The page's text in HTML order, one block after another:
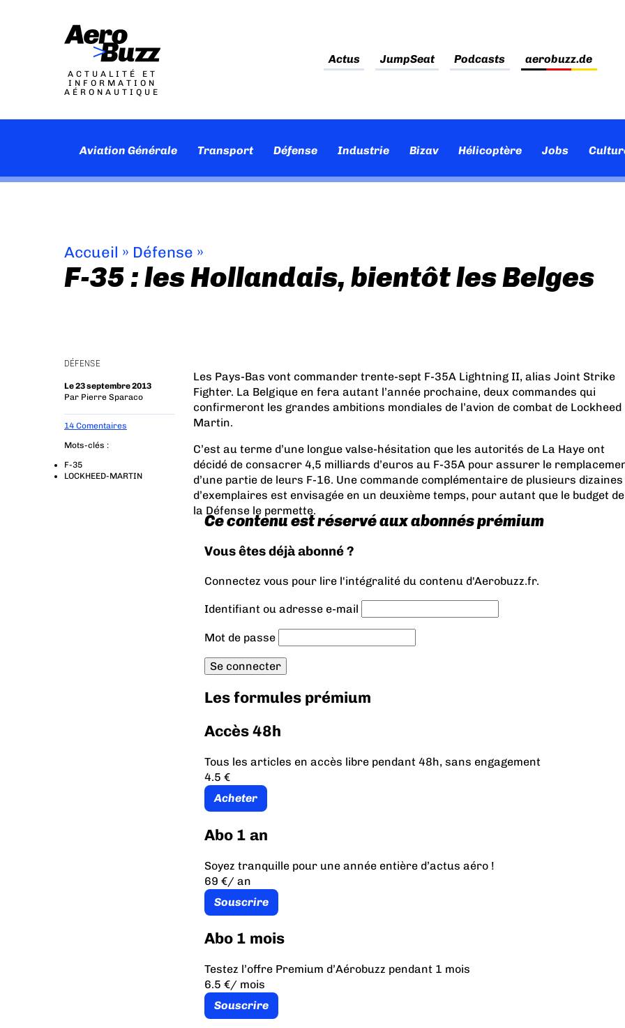
ACTUALITÉ ET
INFORMATION
AÉRONAUTIQUE
Actus JumpSeat Podcasts aerobuzz.de
Aviation Générale Transport Défense Industrie Bizav Hélicoptère Jobs
Accueil » Défense »
F-35 : les Hollandais, bientôt les Belges
DÉFENSE
Le 23 septembre 2013
Par Pierre Sparaco
14 Comentaires
Mots-clés :
F-35
LOCKHEED-MARTIN
Les Pays-Bas vont commander trente-sept F-35A Lightning II, alias Joint Strike
Fighter. La Belgique en fera autant l’année prochaine, deux commandes qui
confirmeront les grandes ambitions mondiales de l’avion de combat de Lockheed
Martin.
C’est au terme d’une longue valse-hésitation que les autorités de La Haye ont
décidé de consacrer 4,5 milliards d’euros au F-35A pour assurer le
d’une partie de leurs F-16. Une commande complémentaire de plusieurs dizaines
d’exemplaires est envisagée en un deuxième temps, pour autant que le budget de
la Défense le permette.
Ce contenu est réservé aux abonnés prémium
Vous êtes déjà abonné ?
Connectez vous pour lire l'intégralité du contenu d'Aerobuzz.fr.
Identifiant ou adresse e-mail
Mot de passe
Les formules prémium
Accès 48h
Tous les articles en accès libre pendant 48h, sans engagement
4.5 €
Acheter
Abo 1 an
Soyez tranquille pour une année entière d’actus aéro !
69 €/ an
Souscrire
Abo 1 mois
Testez l’offre Premium d’Aérobuzz pendant 1 mois
6.5 €/ mois
Souscrire